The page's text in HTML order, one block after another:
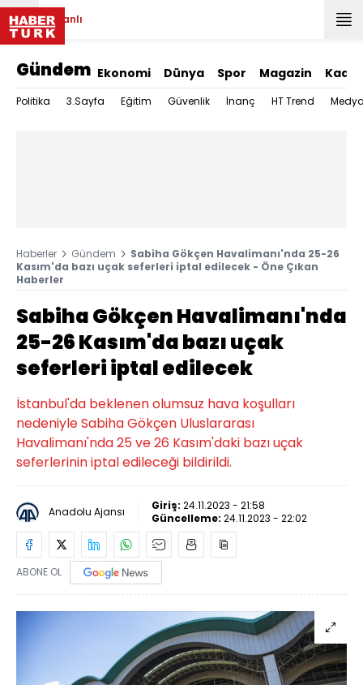
Canlı
Gündem Ekonomi Dünya Spor Magazin Kadın
Politika 3.Sayfa Eğitim Güvenlik İnanç HT Trend
Haberler Gündem
Sabiha Gökçen Havalimanı'nda 25-26
Kasım'da bazı uçak seferleri iptal edilecek - Öne Çıkan
Haberler
Sabiha Gökçen Havalimanı'nda
25-26 Kasım'da bazı uçak
seferleri iptal edilecek
İstanbul'da beklenen olumsuz hava koşulları
nedeniyle Sabiha Gökçen Uluslararası
Havalimanı'nda 25 ve 26 Kasım'daki bazı uçak
seferlerinin iptal edileceği bildirildi.
Anadolu Ajansı Giriş: 24.11.2023 - 21:58
Güncelleme: 24.11.2023 - 22:02
ABONE OL